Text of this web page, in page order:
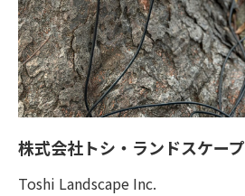
株式会社トシ・ランドスケープ
Toshi Landscape Inc.